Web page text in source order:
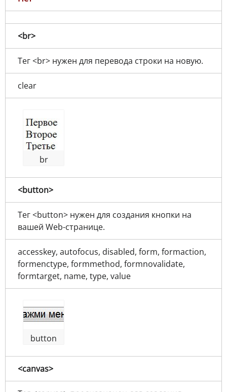
<br>
Тег <br> нужен для перевода строки на новую.
clear
br
<button>
Тег <button> нужен для создания кнопки на
вашей Web-странице.
accesskey, autofocus, disabled, form, formaction,
formenctype, formmethod, formnovalidate,
formtarget, name, type, value
button
<canvas>